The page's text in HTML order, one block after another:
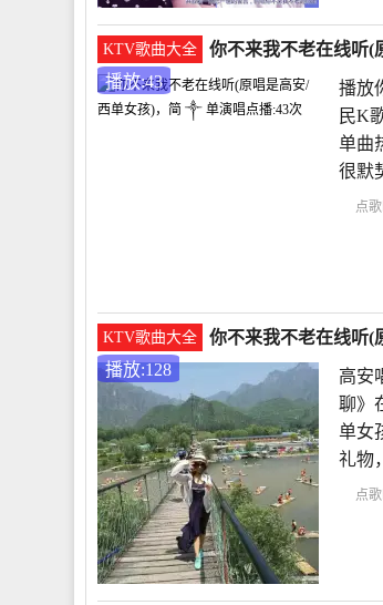
KTV歌曲大全
你不来我不老在线听
播放:43
播放
民K
单曲
很默
点
KTV歌曲大全
你不来我不老在线听(
播放:128
高安
聊》
单女
礼物
点